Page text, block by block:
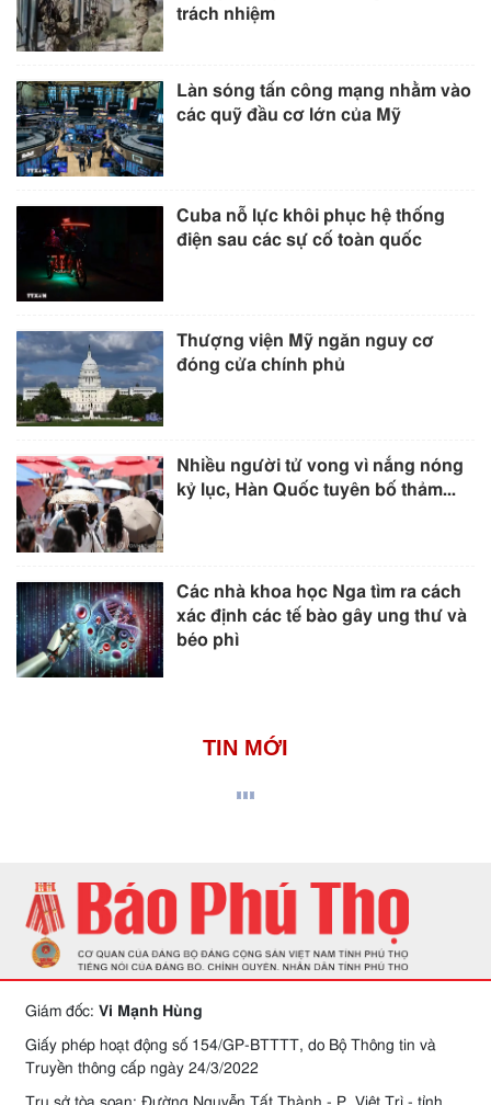
trách nhiệm
Làn sóng tấn công mạng nhằm vào
các quỹ đầu cơ lớn của Mỹ
Cuba nỗ lực khôi phục hệ thống
điện sau các sự cố toàn quốc
Thượng viện Mỹ ngăn nguy cơ
đóng cửa chính phủ
Nhiều người tử vong vì nắng nóng
kỷ lục, Hàn Quốc tuyên bố thảm...
Các nhà khoa học Nga tìm ra cách
xác định các tế bào gây ung thư và
béo phì
TIN MỚI
Giám đốc: Vi Mạnh Hùng
Giấy phép hoạt động số 154/GP-BTTTT, do Bộ Thông tin và
Truyền thông cấp ngày 24/3/2022